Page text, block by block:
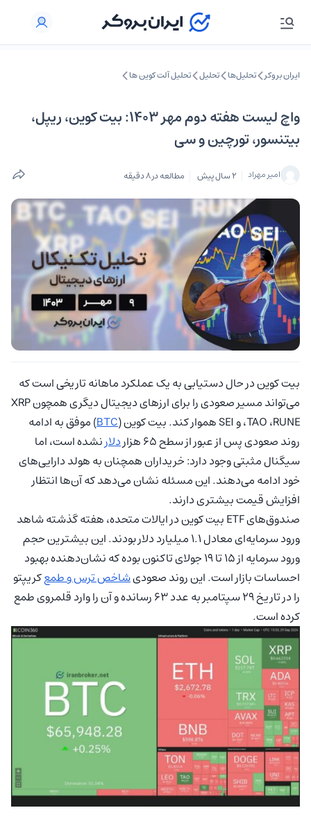
ایران بروکر تحلیل‌ها تحلیل‌ تحلیل آلت کوین ها
واچ لیست هفته دوم مهر ۱۴۰۳: بیت کوین، ریپل،
بیتنسور، تورچین و سی
امیر مهراد 2 سال پیش مطالعه در 8 دقیقه
بیت‌ کوین در حال دستیابی به یک عملکرد ماهانه تاریخی است که
می‌تواند مسیر صعودی را برای ارزهای دیجیتال دیگری همچون XRP
،‌TAO ،‌RUNE و SEI هموار کند. بیت‌ کوین (
BTC) موفق به ادامه
روند صعودی پس از عبور از سطح 65 هزار
دلارنشده است، اما
سیگنال مثبتی وجود دارد: خریداران همچنان به هولد دارایی‌های
خود ادامه می‌دهند. این مسئله نشان می‌دهد که آن‌ها انتظار
افزایش قیمت بیشتری دارند.
صندوق‌های ETF بیت‌ کوین در ایالات متحده، هفته گذشته شاهد
ورود سرمایه‌ای معادل 1.1 میلیارد دلار بودند. این بیشترین حجم
ورود سرمایه از 15 تا 19 جولای تاکنون بوده که نشان‌دهنده بهبود
احساسات بازار است. این روند صعودیشاخص ترس و طمعکریپتو
را در تاریخ 29 سپتامبر به عدد 63 رسانده و آن را وارد قلمروی طمع
کرده است.